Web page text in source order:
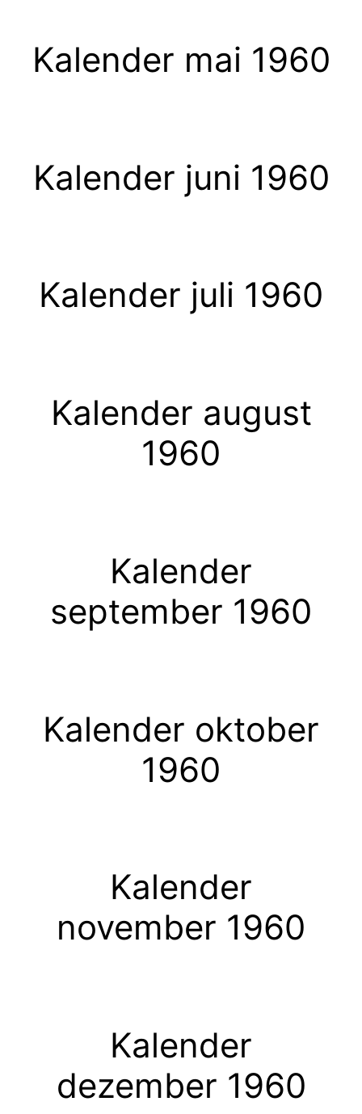
Kalender mai 1960
Kalender juni 1960
Kalender juli 1960
Kalender august
1960
Kalender
september 1960
Kalender oktober
1960
Kalender
november 1960
Kalender
dezember 1960